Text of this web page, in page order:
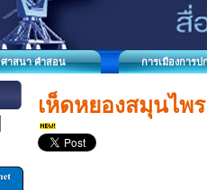
ศาสนา คำสอน การเมืองการป
เห็ดหยองสมุนไพ